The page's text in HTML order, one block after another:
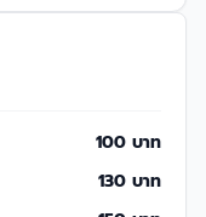
100 บาท
130 บาท